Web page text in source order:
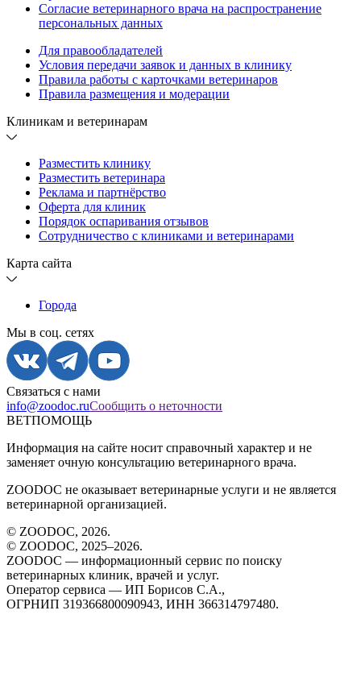
Согласие ветеринарного врача на распространение
персональных данных
Для правообладателей
Условия передачи заявок и данных в клинику
Правила работы с карточками ветеринаров
Правила размещения и модерации
Клиникам и ветеринарам
Разместить клинику
Разместить ветеринара
Реклама и партнёрство
Оферта для клиник
Порядок оспаривания отзывов
Сотрудничество с клиниками и ветеринарами
Карта сайта
Города
Мы в соц. сетях
Связаться с нами
info@zoodoc.ruСообщить о неточности
ВЕТПОМОЩЬ
Информация на сайте носит справочный характер и не
заменяет очную консультацию ветеринарного врача.
ZOODOC не оказывает ветеринарные услуги и не является
ветеринарной организацией.
© ZOODOC, 2026.
© ZOODOC, 2025–2026.
ZOODOC — информационный сервис по поиску
ветеринарных клиник, врачей и услуг.
Оператор сервиса — ИП Борисов С.А.,
ОГРНИП 319366800090943, ИНН 366314797480.